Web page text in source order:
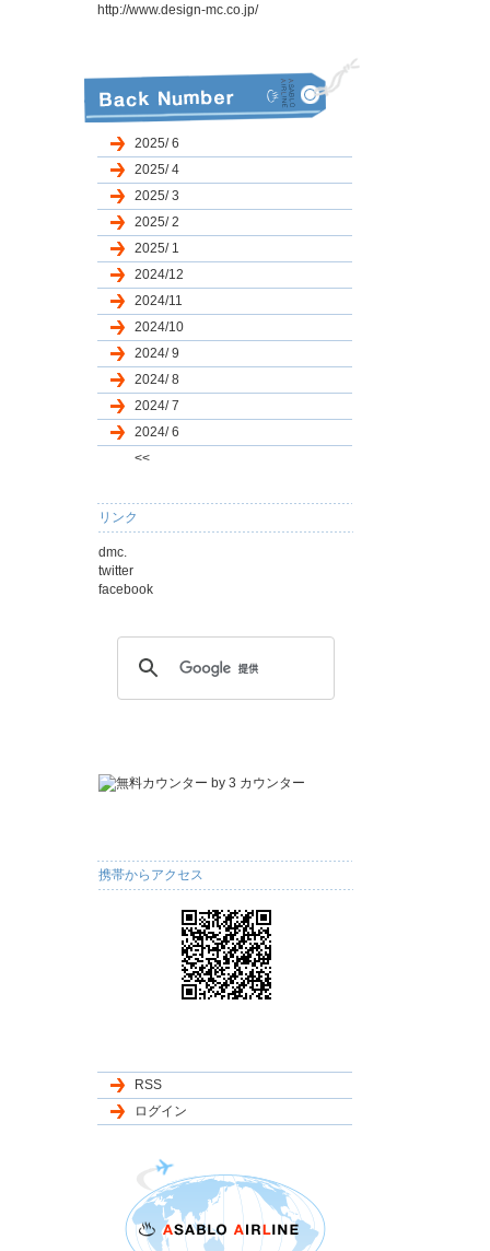
http://www.design-mc.co.jp/
2025/ 6
2025/ 4
2025/ 3
2025/ 2
2025/ 1
2024/12
2024/11
2024/10
2024/ 9
2024/ 8
2024/ 7
2024/ 6
<<
リンク
dmc.
twitter
facebook
携帯からアクセス
RSS
ログイン